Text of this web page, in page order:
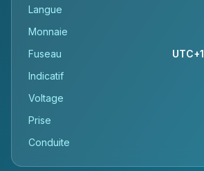
Langue
Monnaie
Fuseau
Indicatif
Voltage
Prise
Conduite